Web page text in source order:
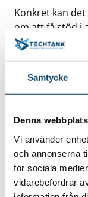
Samtycke
Denna
Vi använder
och annonserna
för sociala
vidarebefordrar
Konkret kan
om att få stöd i
stärka en
hur företagets
produkter och
Hur
Ta kontakt
intresse för
nedan